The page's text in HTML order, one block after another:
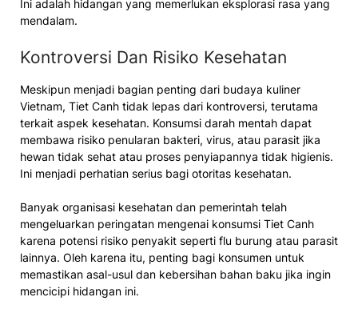
Ini adalah hidangan yang memerlukan eksplorasi rasa yang
mendalam.
Kontroversi Dan Risiko Kesehatan
Meskipun menjadi bagian penting dari budaya kuliner
Vietnam, Tiet Canh tidak lepas dari kontroversi, terutama
terkait aspek kesehatan. Konsumsi darah mentah dapat
membawa risiko penularan bakteri, virus, atau parasit jika
hewan tidak sehat atau proses penyiapannya tidak higienis.
Ini menjadi perhatian serius bagi otoritas kesehatan.
Banyak organisasi kesehatan dan pemerintah telah
mengeluarkan peringatan mengenai konsumsi Tiet Canh
karena potensi risiko penyakit seperti flu burung atau parasit
lainnya. Oleh karena itu, penting bagi konsumen untuk
memastikan asal-usul dan kebersihan bahan baku jika ingin
mencicipi hidangan ini.